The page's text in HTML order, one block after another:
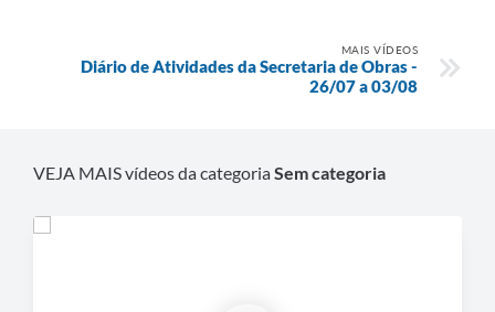
MAIS VÍDEOS
Diário de Atividades da Secretaria de Obras -
26/07 a 03/08
VEJA MAIS vídeos da categoriaSem categoria